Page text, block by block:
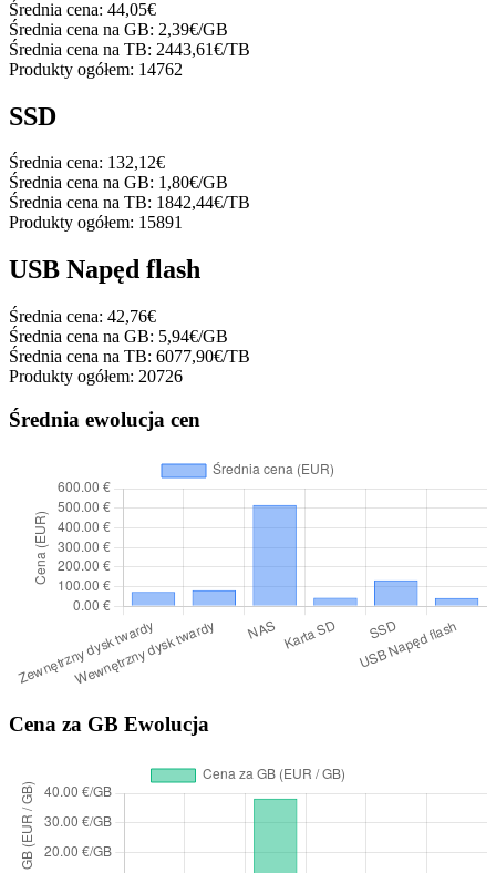
Średnia cena: 44,05€
Średnia cena na GB: 2,39€/GB
Średnia cena na TB: 2443,61€/TB
Produkty ogółem: 14762
SSD
Średnia cena: 132,12€
Średnia cena na GB: 1,80€/GB
Średnia cena na TB: 1842,44€/TB
Produkty ogółem: 15891
USB Napęd flash
Średnia cena: 42,76€
Średnia cena na GB: 5,94€/GB
Średnia cena na TB: 6077,90€/TB
Produkty ogółem: 20726
Średnia ewolucja cen
Cena za GB Ewolucja